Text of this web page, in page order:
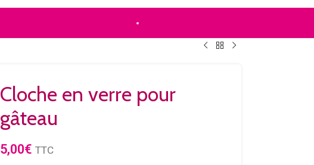
Cloche en verre pour
gâteau
5,00€ TTC